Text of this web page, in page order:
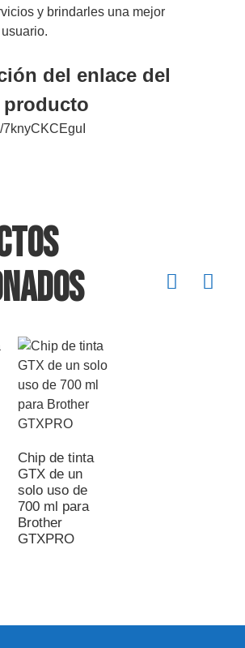
y brindarles una mejor
del enlace del
Chip de tinta
GTX de un
solo uso de
700 ml para
Brother
GTXPRO